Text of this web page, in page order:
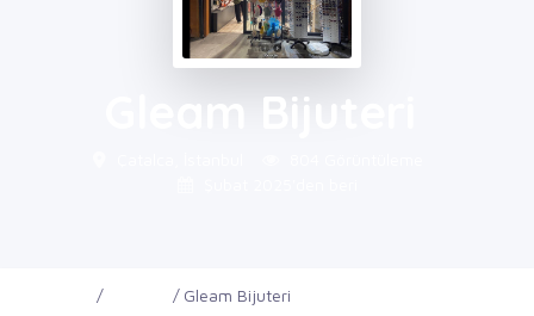
Gleam Bijuteri
Gleam Bijuteri